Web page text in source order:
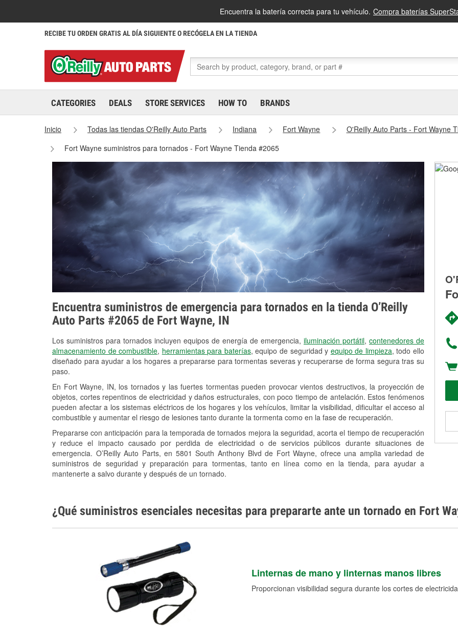
Encuentra la batería correcta para tu vehículo. Compra baterías
RECIBE TU ORDEN GRATIS AL DÍA SIGUIENTE O RECÓGELA EN LA TIENDA
CATEGORIES DEALS STORE SERVICES HOW TO BRANDS
Inicio Todas las tiendas O'Reilly Auto Parts Indiana Fort Wayne
O'Reilly Auto Parts - Fort Wayne
Fort Wayne suministros para tornados - Fort Wayne Tienda #2065
Encuentra suministros de emergencia para tornados en la tienda O’Reilly
Auto Parts #2065 de Fort Wayne, IN
Los suministros para tornados incluyen equipos de energía de emergencia, iluminación portátil, contenedores de
almacenamiento de combustible, herramientas para baterías, equipo de seguridad y equipo de limpieza, todo ello
diseñado para ayudar a los hogares a prepararse para tormentas severas y recuperarse de forma segura tras su
paso.
En Fort Wayne, IN, los tornados y las fuertes tormentas pueden provocar vientos destructivos, la proyección de
objetos, cortes repentinos de electricidad y daños estructurales, con poco tiempo de antelación. Estos fenómenos
pueden afectar a los sistemas eléctricos de los hogares y los vehículos, limitar la visibilidad, dificultar el acceso al
combustible y aumentar el riesgo de lesiones tanto durante la tormenta como en la fase de recuperación.
Prepararse con anticipación para la temporada de tornados mejora la seguridad, acorta el tiempo de recuperación
y reduce el impacto causado por perdida de electricidad o de servicios públicos durante situaciones de
emergencia. O’Reilly Auto Parts, en 5801 South Anthony Blvd de Fort Wayne, ofrece una amplia variedad de
suministros de seguridad y preparación para tormentas, tanto en línea como en la tienda, para ayudar a
mantenerte a salvo durante y después de un tornado.
¿Qué suministros esenciales necesitas para prepararte ante un tornado en Fort
Linternas de mano y linternas manos libres
Proporcionan visibilidad segura durante los cortes de